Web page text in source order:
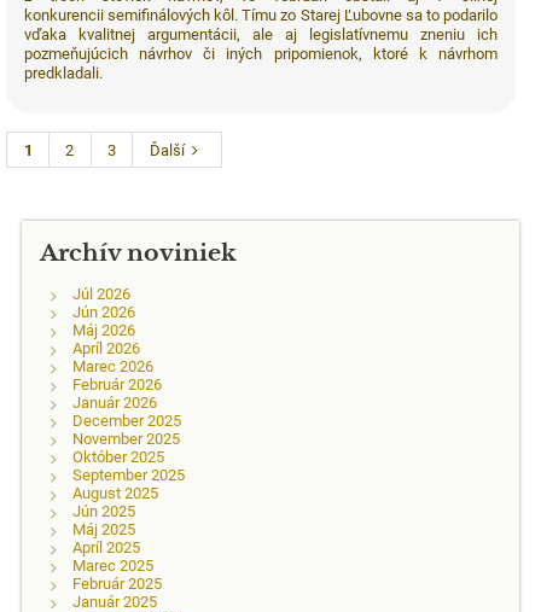
konkurencii semifinálových kôl. Tímu zo Starej Ľubovne sa to podarilo
vďaka kvalitnej argumentácii, ale aj legislatívnemu zneniu ich
pozmeňujúcich návrhov či iných pripomienok, ktoré k návrhom
predkladali.
1 2 3 Ďalší
Archív noviniek
Júl 2026
Jún 2026
Máj 2026
Apríl 2026
Marec 2026
Február 2026
Január 2026
December 2025
November 2025
Október 2025
September 2025
August 2025
Jún 2025
Máj 2025
Apríl 2025
Marec 2025
Február 2025
Január 2025